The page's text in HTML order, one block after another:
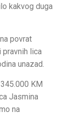
kakvog duga
povrat
lica
unazad.
KM
Jasmina
na